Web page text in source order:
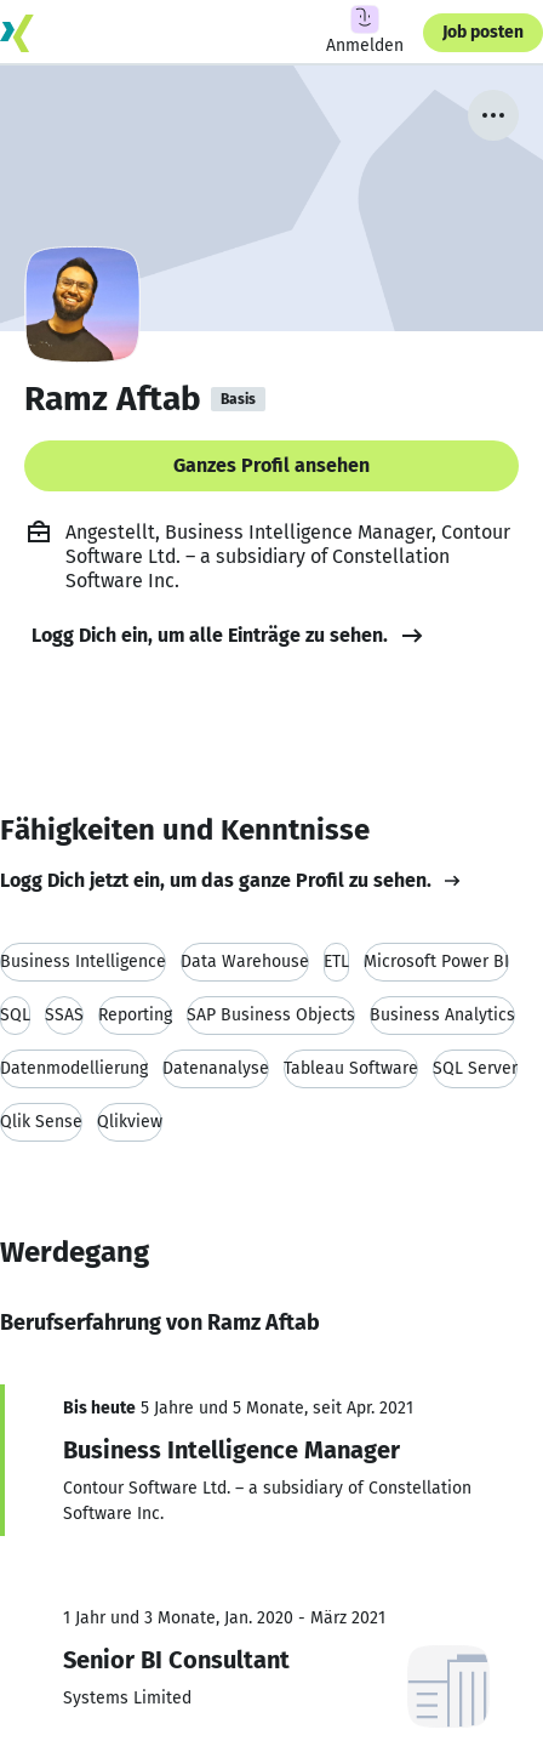
Anmelden
Job posten
Ramz Aftab Basis
Ganzes Profil ansehen
Angestellt, Business Intelligence Manager, Contour
Software Ltd. – a subsidiary of Constellation
Software Inc.
Logg Dich ein, um alle Einträge zu sehen.
Fähigkeiten und Kenntnisse
Logg Dich jetzt ein, um das ganze Profil zu sehen.
Business Intelligence Data Warehouse ETL Microsoft Power BI
SQL SSAS Reporting SAP Business Objects Business Analytics
Datenmodellierung Datenanalyse Tableau Software SQL Server
Qlik Sense Qlikview
Werdegang
Berufserfahrung von Ramz Aftab
Bis heute 5 Jahre und 5 Monate, seit Apr. 2021
Business Intelligence Manager
Contour Software Ltd. – a subsidiary of Constellation
Software Inc.
1 Jahr und 3 Monate, Jan. 2020 - März 2021
Senior BI Consultant
Systems Limited